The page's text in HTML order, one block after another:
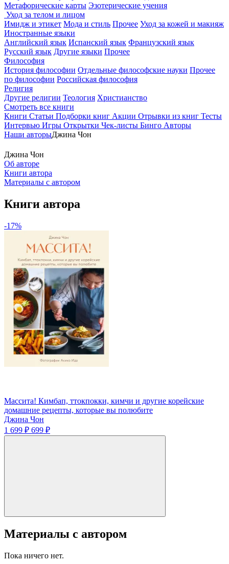
Метафорические карты Эзотерические учения
Уход за телом и лицом
Имидж и этикет Мода и стиль Прочее Уход за кожей и макияж
Иностранные языки
Английский язык Испанский язык Французский язык
Русский язык Другие языки Прочее
Философия
История философии Отдельные философские науки Прочее
по философии Российская философия
Религия
Другие религии Теология Христианство
Смотреть все книги
Книги Статьи Подборки книг Акции Отрывки из книг Тесты
Интервью Игры Открытки Чек-листы Бинго Авторы
Наши авторыДжина Чон
Джина Чон
Об авторе
Книги автора
Материалы с автором
Книги автора
-17%
Массита! Кимбап, ттокпокки, кимчи и другие корейские
домашние рецепты, которые вы полюбите
Джина Чон
1 699 ₽ 699 ₽
Материалы с автором
Пока ничего нет.